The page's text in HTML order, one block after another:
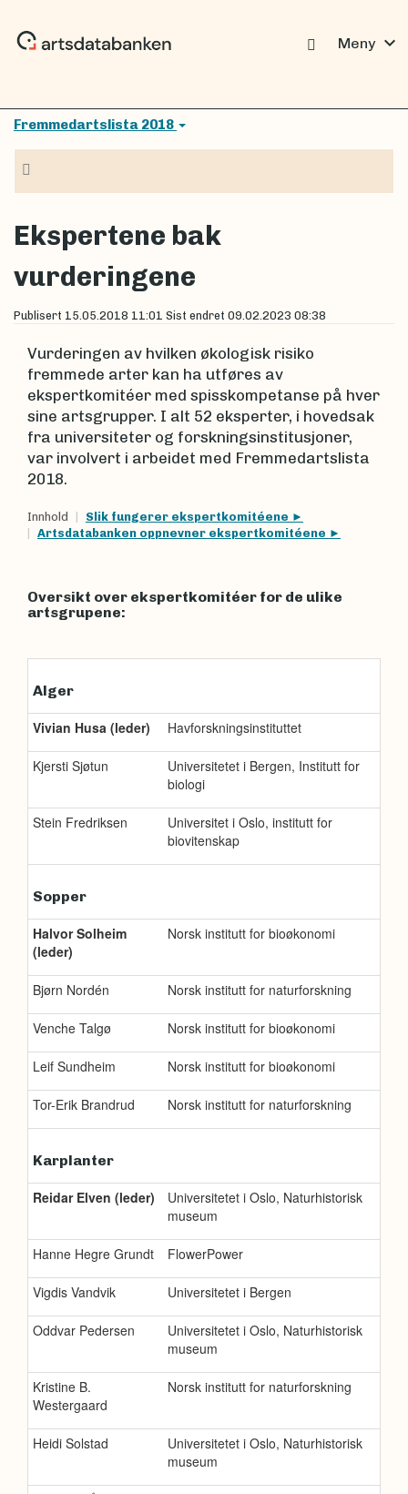
Meny expand_more
Fremmedartslista 2018
Ekspertene bak
vurderingene
Publisert 15.05.2018 11:01 Sist endret 09.02.2023 08:38
Vurderingen av hvilken økologisk risiko
fremmede arter kan ha utføres av
ekspertkomitéer med spisskompetanse på hver
sine artsgrupper. I alt 52 eksperter, i hovedsak
fra universiteter og forskningsinstitusjoner,
var involvert i arbeidet med Fremmedartslista
2018.
Innhold
Slik fungerer ekspertkomitéene
Artsdatabanken oppnevner ekspertkomitéene
Oversikt over ekspertkomitéer for de ulike
artsgrupene:
Alger
Vivian Husa (leder) Havforskningsinstituttet
Kjersti Sjøtun
Universitetet i Bergen, Institutt for
biologi
Stein Fredriksen
Universitet i Oslo, institutt for
biovitenskap
Sopper
Halvor Solheim
(leder)
Norsk institutt for bioøkonomi
Bjørn Nordén Norsk institutt for naturforskning
Venche Talgø Norsk institutt for bioøkonomi
Leif Sundheim Norsk institutt for bioøkonomi
Tor-Erik Brandrud Norsk institutt for naturforskning
Karplanter
Reidar Elven (leder)
Universitetet i Oslo, Naturhistorisk
museum
Hanne Hegre Grundt FlowerPower
Vigdis Vandvik Universitetet i Bergen
Oddvar Pedersen
Universitetet i Oslo, Naturhistorisk
museum
Kristine B.
Westergaard
Norsk institutt for naturforskning
Heidi Solstad
Universitetet i Oslo, Naturhistorisk
museum